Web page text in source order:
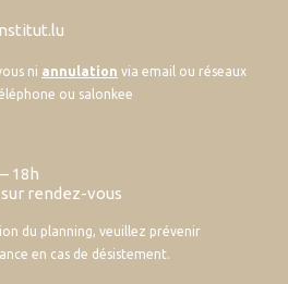
ni annulation via email ou réseaux
ou salonkee
18h
rendez-vous
du planning, veuillez prévenir
en cas de désistement.